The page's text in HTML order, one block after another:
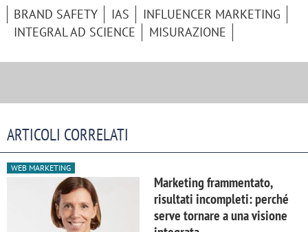
BRAND SAFETY IAS
INFLUENCER MARKETING
INTEGRAL AD SCIENCE
MISURAZIONE
ARTICOLI CORRELATI
WEB MARKETING
Marketing frammentato,
risultati incompleti: perché
serve tornare a una visione